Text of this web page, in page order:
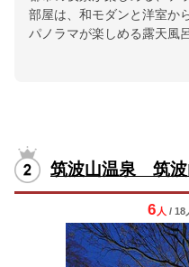
部屋は、和モダンと洋室か
パノラマが楽しめる露天風
筑波山温泉 筑波
6 人 / 18